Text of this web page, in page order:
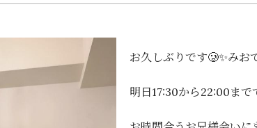
お久しぶりです🥲✨みお
明日17:30から22:00ま